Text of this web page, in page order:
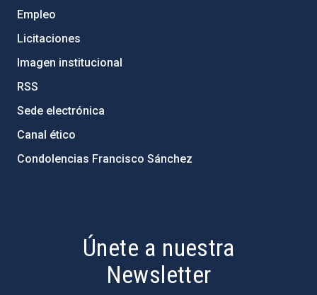
Empleo
Licitaciones
Imagen institucional
RSS
Sede electrónica
Canal ético
Condolencias Francisco Sánchez
Únete a nuestra
Newsletter